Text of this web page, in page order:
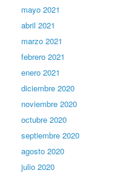
mayo 2021
abril 2021
marzo 2021
febrero 2021
enero 2021
diciembre 2020
noviembre 2020
octubre 2020
septiembre 2020
agosto 2020
julio 2020